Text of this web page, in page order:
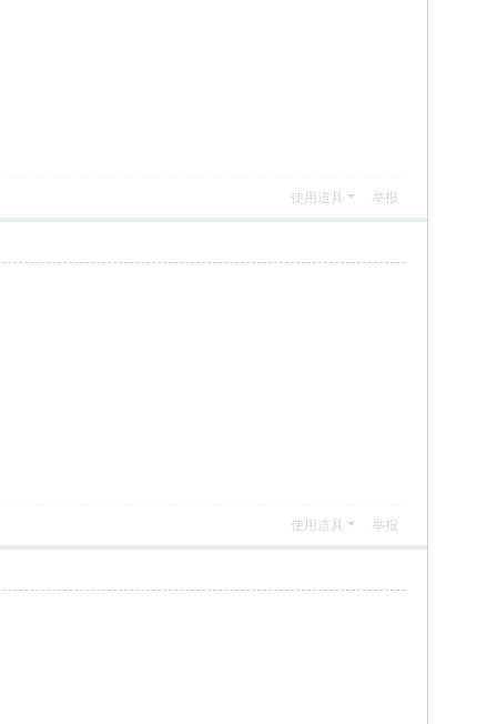
使用道具 举报
使用道具 举报